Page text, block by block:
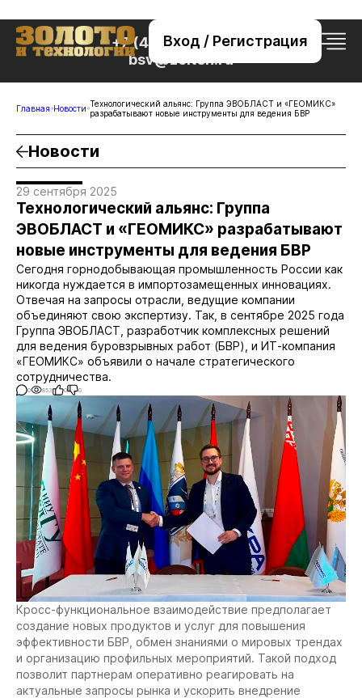
Вход / Регистрация
+7 (495) 221-76-32
bsv@zolteh.ru
Главная Новости Технологический альянс: Группа ЭВОБЛАСТ и «ГЕОМИКС»
разрабатывают новые инструменты для ведения БВР
Новости
29 сентября 2025
Технологический альянс: Группа
ЭВОБЛАСТ и «ГЕОМИКС» разрабатывают
новые инструменты для ведения БВР
Сегодня горнодобывающая промышленность России как
никогда нуждается в импортозамещенных инновациях.
Отвечая на запросы отрасли, ведущие компании
объединяют свою экспертизу. Так, в сентябре 2025 года
Группа ЭВОБЛАСТ, разработчик комплексных решений
для ведения буровзрывных работ (БВР), и ИТ-компания
«ГЕОМИКС» объявили о начале стратегического
сотрудничества.
0 853 0 0
Кросс-функциональное взаимодействие предполагает
создание новых продуктов и услуг для повышения
эффективности БВР, обмен знаниями о мировых трендах
и организацию профильных мероприятий. Такой подход
позволит партнерам оперативно реагировать на
актуальные запросы рынка и ускорить внедрение